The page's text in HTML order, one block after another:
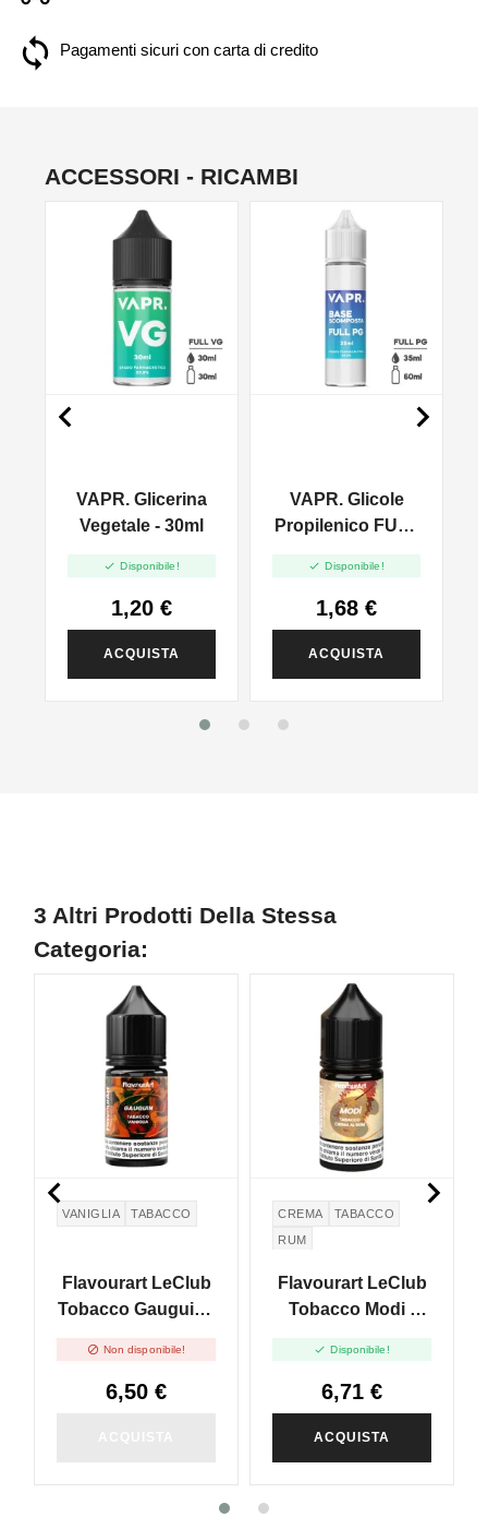
Pagamenti sicuri con carta di credito
ACCESSORI - RICAMBI
VAPR. Glicerina
Vegetale - 30ml
 Disponibile!
1,20 €
ACQUISTA
VAPR. Glicole
Propilenico FULL
 Disponibile!
1,68 €
ACQUISTA
 
3 Altri Prodotti Della Stessa
Categoria:
VANIGLIA TABACCO
Flavourart LeClub
Tobacco Gauguin -
 Non disponibile!
6,50 €
NON DISPONIBILE
CREMA
TABACCO
RUM
Flavourart LeClub
Tobacco Modi -
 Disponibile!
6,71 €
ACQUISTA
 